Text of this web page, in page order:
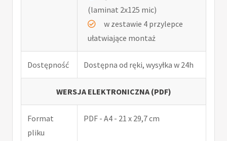
(laminat 2x125 mic)
w zestawie 4 przylepce
ułatwiające montaż
Dostępność Dostępna od ręki, wysyłka w 24h
WERSJA ELEKTRONICZNA (PDF)
Format
pliku
PDF - A4 - 21 x 29,7 cm